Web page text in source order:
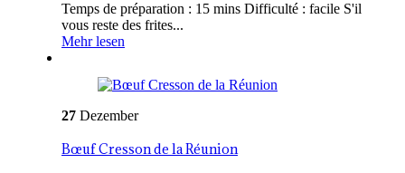
Temps de préparation : 15 mins Difficulté : facile S'il
vous reste des frites...
Mehr lesen
27 Dezember
Bœuf Cresson de la Réunion